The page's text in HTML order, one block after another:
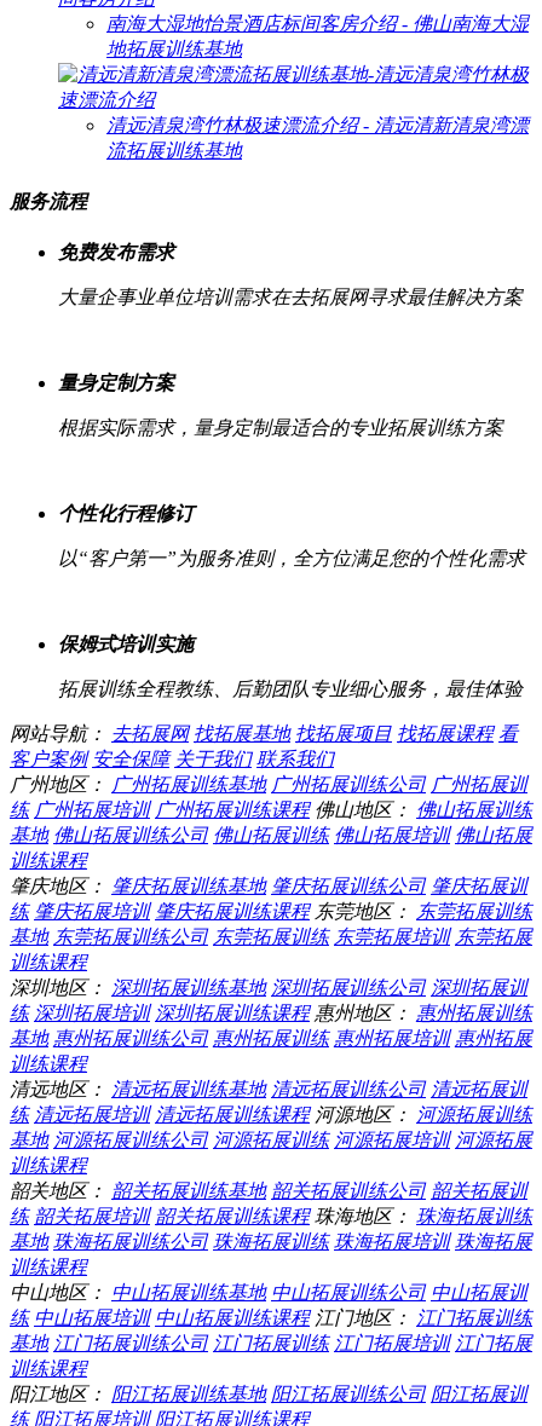
南海大湿地怡景酒店标间客房介绍 - 佛山南海大湿
地拓展训练基地
清远清泉湾竹林极速漂流介绍 - 清远清新清泉湾漂
流拓展训练基地
服务流程
免费发布需求
大量企事业单位培训需求在去拓展网寻求最佳解决方案
量身定制方案
根据实际需求，量身定制最适合的专业拓展训练方案
个性化行程修订
以“客户第一”为服务准则，全方位满足您的个性化需求
保姆式培训实施
拓展训练全程教练、后勤团队专业细心服务，最佳体验
网站导航： 去拓展网 找拓展基地 找拓展项目 找拓展课程 看
客户案例 安全保障 关于我们 联系我们
广州地区：
广州拓展训练基地 广州拓展训练公司 广州拓展训
练 广州拓展培训 广州拓展训练课程 佛山地区： 佛山拓展训练
基地 佛山拓展训练公司 佛山拓展训练 佛山拓展培训 佛山拓展
训练课程
肇庆地区：
肇庆拓展训练基地 肇庆拓展训练公司 肇庆拓展训
练 肇庆拓展培训 肇庆拓展训练课程 东莞地区：
东莞拓展训练
基地 东莞拓展训练公司 东莞拓展训练 东莞拓展培训 东莞拓展
训练课程
深圳地区：
深圳拓展训练基地 深圳拓展训练公司 深圳拓展训
练 深圳拓展培训 深圳拓展训练课程 惠州地区： 惠州拓展训练
基地 惠州拓展训练公司 惠州拓展训练 惠州拓展培训 惠州拓展
训练课程
清远地区：
清远拓展训练基地 清远拓展训练公司 清远拓展训
练 清远拓展培训 清远拓展训练课程 河源地区：
河源拓展训练
基地 河源拓展训练公司 河源拓展训练 河源拓展培训 河源拓展
训练课程
韶关地区： 韶关拓展训练基地 韶关拓展训练公司 韶关拓展训
练 韶关拓展培训 韶关拓展训练课程 珠海地区： 珠海拓展训练
基地 珠海拓展训练公司 珠海拓展训练 珠海拓展培训 珠海拓展
训练课程
中山地区： 中山拓展训练基地 中山拓展训练公司 中山拓展训
练 中山拓展培训 中山拓展训练课程 江门地区：
江门拓展训练
基地 江门拓展训练公司 江门拓展训练 江门拓展培训 江门拓展
训练课程
阳江地区： 阳江拓展训练基地 阳江拓展训练公司 阳江拓展训
练 阳江拓展培训 阳江拓展训练课程